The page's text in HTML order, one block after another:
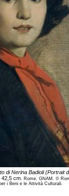
di Nerina Badioli (Portrait
cm.
Rome, GNAM. ©
i Beni e le Attività Culturali.